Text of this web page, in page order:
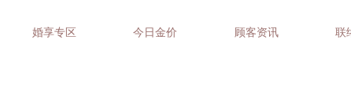
婚享专区 今日金价 顾客资讯 联